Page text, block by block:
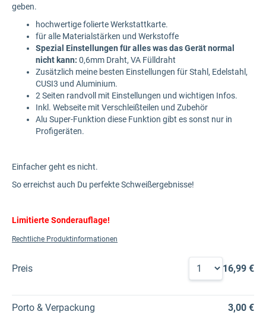
geben.
hochwertige folierte Werkstattkarte.
für alle Materialstärken und Werkstoffe
Spezial Einstellungen für alles was das Gerät normal
nicht kann: 0,6mm Draht, VA Fülldraht
Zusätzlich meine besten Einstellungen für Stahl, Edelstahl,
CUSI3 und Aluminium.
2 Seiten randvoll mit Einstellungen und wichtigen Infos.
Inkl. Webseite mit Verschleißteilen und Zubehör
Alu Super-Funktion diese Funktion gibt es sonst nur in
Profigeräten.
Einfacher geht es nicht.
So erreichst auch Du perfekte Schweißergebnisse!
Limitierte Sonderauflage!
Rechtliche Produktinformationen
Preis 16,99 €
Porto & Verpackung 3,00 €